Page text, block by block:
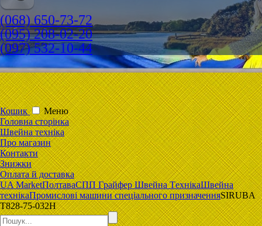
(068) 650-73-72
(095) 208-02-20
(097) 532-10-44
Кошик
Меню
Головна сторiнка
Швейна техніка
Про магазин
Контакти
Знижки
Оплата й доставка
UA MarketПолтаваCПП Гpaйфep Швeйна ТexнiкаШвейна
технікаПромислові машини спеціального призначенняSIRUBA
T828-75-032H